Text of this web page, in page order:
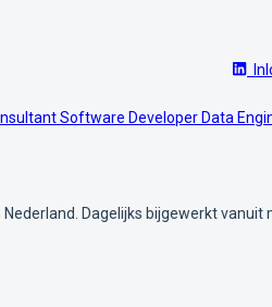
Software DeveloperData
Dagelijks bijgewerkt vanuit